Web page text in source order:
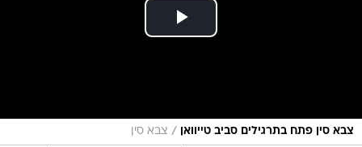
צבא סין פתח בתרגילים סביב טייוואן / צבא סין